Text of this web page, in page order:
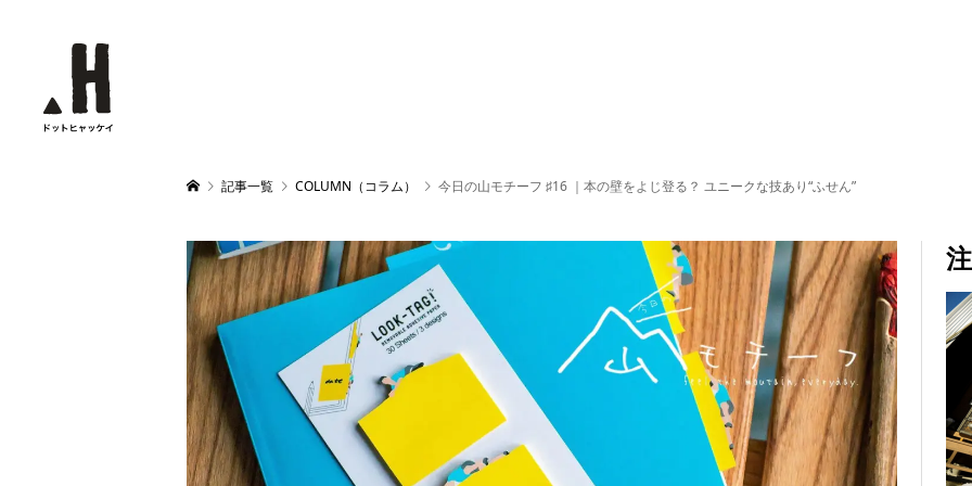
記事一覧 COLUMN（コラム） 今日の山モチーフ ♯16 ｜本の壁をよじ登る？ ユニークな技あり“ふせん”